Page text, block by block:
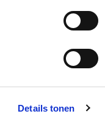
Details tonen
van het omgevingsplan